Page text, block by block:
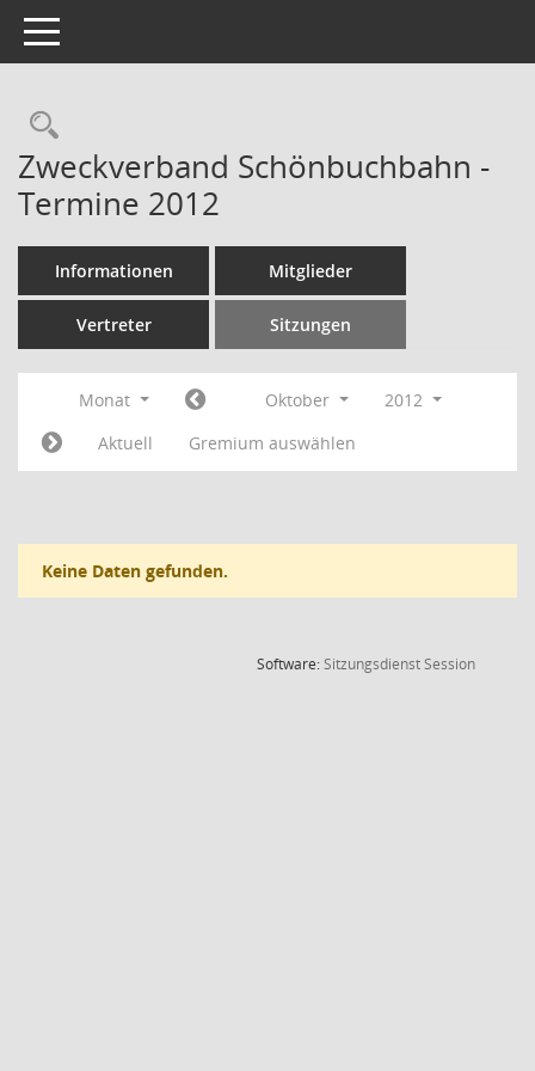
Toggle navigation
Rechercheauswahl
Zweckverband Schönbuchbahn -
Termine 2012
Informationen Mitglieder
Vertreter Sitzungen
Monat Oktober
2012
Aktuell
Gremium auswählen
Keine Daten gefunden.
Software:SitzungsdienstSession(Wird in